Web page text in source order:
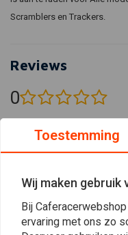
Scramblers en Trackers.
Reviews
0
Toestemming
Wij maken gebruik
Bij
ervaring met ons zo